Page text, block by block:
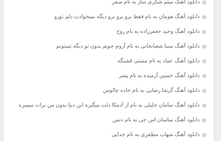
دانلود آهنگ میثم شکری ساز به نام سفر
دانلود آهنگ هومان به نام فقط برو برو برو دیگه نمیخوادت دلم تورو
دانلود آهنگ وحید جعفرزاده به نام روح
دانلود آهنگ سینا شعبانخانی به نام آروم جونم بدون تو دیگه نمیتونم
دانلود آهنگ عماد به نام مستی قشنگه
دانلود آهنگ حسین آرمیده به نام پسر
دانلود آهنگ گرشا رضایی به نام جاده چالوس
دانلود آهنگ سامان جلیلی به نام از آدمکا دلت میگیره این دنیا بدون من برات میمیره
دانلود آهنگ ساسان اس جی به نام دنس
دانلود آهنگ شهاب مظفری به نام جدایی